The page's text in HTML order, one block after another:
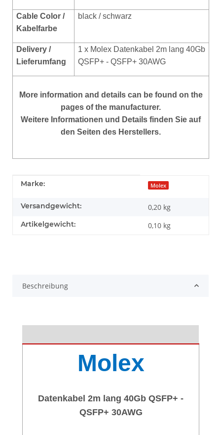
Cable Color /
Kabelfarbe
black / schwarz
Delivery /
Lieferumfang
1 x Molex Datenkabel 2m lang 40Gb
QSFP+ - QSFP+ 30AWG
Moreinformation and details can be found on the
pages of the manufacturer.
Weitere Informationen und Details finden Sie auf
den Seiten des Herstellers.
Produkteigenschaft
Wert
Marke: Molex
Versandgewicht: 0,20 kg
Artikelgewicht: 0,10 kg
Beschreibung
Molex
Datenkabel 2m lang 40Gb QSFP+ -
QSFP+ 30AWG